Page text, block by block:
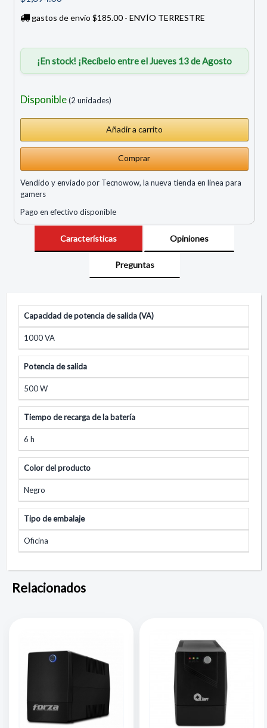
gastos de envío $185.00 - ENVÍO TERRESTRE
¡En stock! ¡Recíbelo entre el Jueves 13 de Agosto
Disponible(2 unidades)
Comprar
Vendido y enviado por Tecnowow, la nueva tienda en linea para
gamers
Pago en efectivo disponible
Características Opiniones
Preguntas
Capacidad de potencia de salida (VA)
1000 VA
Potencia de salida
500 W
Tiempo de recarga de la batería
6 h
Color del producto
Negro
Tipo de embalaje
Oficina
Relacionados